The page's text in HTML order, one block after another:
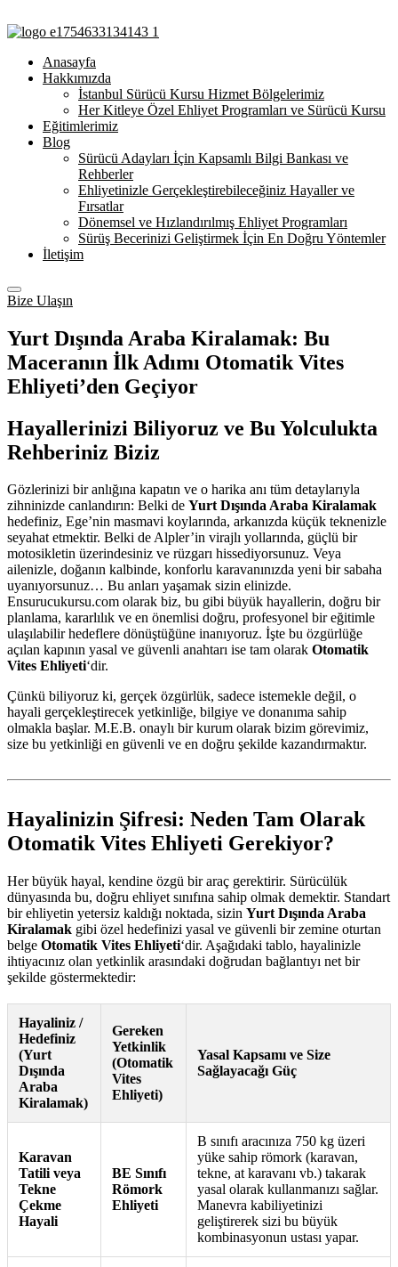
Anasayfa
Hakkımızda
İstanbul Sürücü Kursu Hizmet Bölgelerimiz
Her Kitleye Özel Ehliyet Programları ve Sürücü Kursu
Eğitimlerimiz
Blog
Sürücü Adayları İçin Kapsamlı Bilgi Bankası ve
Rehberler
Ehliyetinizle Gerçekleştirebileceğiniz Hayaller ve
Fırsatlar
Dönemsel ve Hızlandırılmış Ehliyet Programları
Sürüş Becerinizi Geliştirmek İçin En Doğru Yöntemler
İletişim
Bize Ulaşın
Yurt Dışında Araba Kiralamak: Bu
Maceranın İlk Adımı Otomatik Vites
Ehliyeti’den Geçiyor
Hayallerinizi Biliyoruz ve Bu Yolculukta
Rehberiniz Biziz
Gözlerinizi bir anlığına kapatın ve o harika anı tüm detaylarıyla
zihninizde canlandırın: Belki de Yurt Dışında Araba Kiralamak
hedefiniz, Ege’nin masmavi koylarında, arkanızda küçük teknenizle
seyahat etmektir. Belki de Alpler’in virajlı yollarında, güçlü bir
motosikletin üzerindesiniz ve rüzgarı hissediyorsunuz. Veya
ailenizle, doğanın kalbinde, konforlu karavanınızda yeni bir sabaha
uyanıyorsunuz… Bu anları yaşamak sizin elinizde.
Ensurucukursu.com olarak biz, bu gibi büyük hayallerin, doğru bir
planlama, kararlılık ve en önemlisi doğru, profesyonel bir eğitimle
ulaşılabilir hedeflere dönüştüğüne inanıyoruz. İşte bu özgürlüğe
açılan kapının yasal ve güvenli anahtarı ise tam olarak Otomatik
Vites Ehliyeti‘dir.
Çünkü biliyoruz ki, gerçek özgürlük, sadece istemekle değil, o
hayali gerçekleştirecek yetkinliğe, bilgiye ve donanıma sahip
olmakla başlar. M.E.B. onaylı bir kurum olarak bizim görevimiz,
size bu yetkinliği en güvenli ve en doğru şekilde kazandırmaktır.
Hayalinizin Şifresi: Neden Tam Olarak
Otomatik Vites Ehliyeti Gerekiyor?
Her büyük hayal, kendine özgü bir araç gerektirir. Sürücülük
dünyasında bu, doğru ehliyet sınıfına sahip olmak demektir. Standart
bir ehliyetin yetersiz kaldığı noktada, sizin Yurt Dışında Araba
Kiralamak gibi özel hedefinizi yasal ve güvenli bir zemine oturtan
belge Otomatik Vites Ehliyeti‘dir. Aşağıdaki tablo, hayalinizle
ihtiyacınız olan yetkinlik arasındaki doğrudan bağlantıyı net bir
şekilde göstermektedir:
Hayaliniz /
Hedefiniz
(Yurt
Dışında
Araba
Kiralamak)
Gereken
Yetkinlik
(Otomatik
Vites
Ehliyeti)
Yasal Kapsamı ve Size
Sağlayacağı Güç
Karavan
Tatili veya
Tekne
Çekme
Hayali
BE Sınıfı
Römork
Ehliyeti
B sınıfı aracınıza 750 kg üzeri
yüke sahip römork (karavan,
tekne, at karavanı vb.) takarak
yasal olarak kullanmanızı sağlar.
Manevra kabiliyetinizi
geliştirerek sizi bu büyük
kombinasyonun ustası yapar.